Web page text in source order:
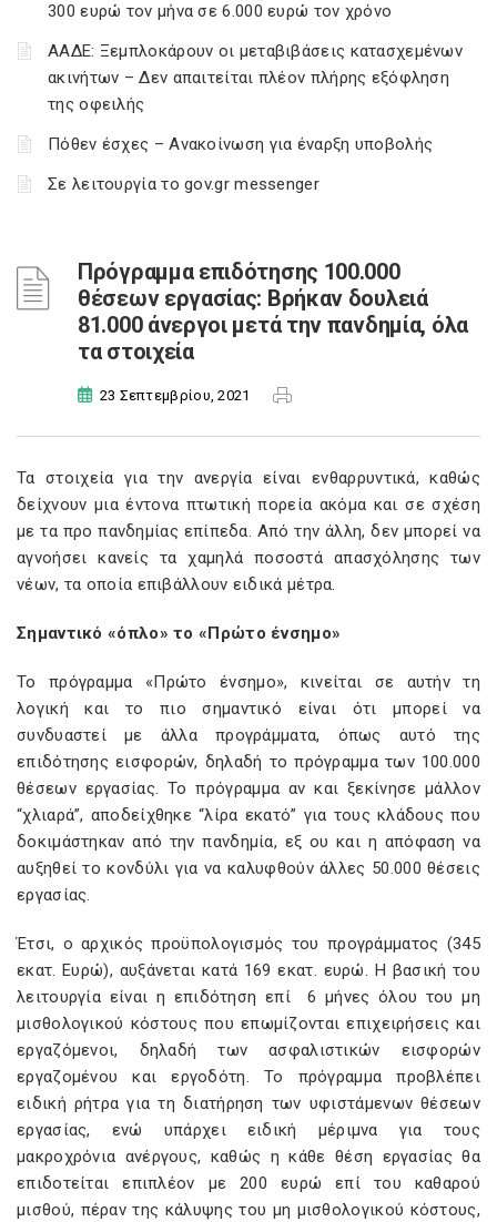
300 ευρώ τον μήνα σε 6.000 ευρώ τον χρόνο
ΑΑΔΕ: Ξεμπλοκάρουν οι μεταβιβάσεις κατασχεμένων
ακινήτων – Δεν απαιτείται πλέον πλήρης εξόφληση
της οφειλής
Πόθεν έσχες – Ανακοίνωση για έναρξη υποβολής
Σε λειτουργία το gov.gr messenger
Πρόγραμμα επιδότησης 100.000
θέσεων εργασίας: Βρήκαν δουλειά
81.000 άνεργοι μετά την πανδημία, όλα
τα στοιχεία
23 Σεπτεμβρίου, 2021
Τα στοιχεία για την ανεργία είναι ενθαρρυντικά, καθώς
δείχνουν μια έντονα πτωτική πορεία ακόμα και σε σχέση
με τα προ πανδημίας επίπεδα. Από την άλλη, δεν μπορεί να
αγνοήσει κανείς τα χαμηλά ποσοστά απασχόλησης των
νέων, τα οποία επιβάλλουν ειδικά μέτρα.
Σημαντικό «όπλο» το «Πρώτο ένσημο»
Το πρόγραμμα «Πρώτο ένσημο», κινείται σε αυτήν τη
λογική και το πιο σημαντικό είναι ότι μπορεί να
συνδυαστεί με άλλα προγράμματα, όπως αυτό της
επιδότησης εισφορών, δηλαδή το πρόγραμμα των 100.000
θέσεων εργασίας. Το πρόγραμμα αν και ξεκίνησε μάλλον
“χλιαρά”, αποδείχθηκε “λίρα εκατό” για τους κλάδους που
δοκιμάστηκαν από την πανδημία, εξ ου και η απόφαση να
αυξηθεί το κονδύλι για να καλυφθούν άλλες 50.000 θέσεις
εργασίας.
Έτσι, ο αρχικός προϋπολογισμός του προγράμματος (345
εκατ. Ευρώ), αυξάνεται κατά 169 εκατ. ευρώ. Η βασική του
λειτουργία είναι η επιδότηση επί 6 μήνες όλου του μη
μισθολογικού κόστους που επωμίζονται επιχειρήσεις και
εργαζόμενοι, δηλαδή των ασφαλιστικών εισφορών
εργαζομένου και εργοδότη. Το πρόγραμμα προβλέπει
ειδική ρήτρα για τη διατήρηση των υφιστάμενων θέσεων
εργασίας, ενώ υπάρχει ειδική μέριμνα για τους
μακροχρόνια ανέργους, καθώς η κάθε θέση εργασίας θα
επιδοτείται επιπλέον με 200 ευρώ επί του καθαρού
μισθού, πέραν της κάλυψης του μη μισθολογικού κόστους,